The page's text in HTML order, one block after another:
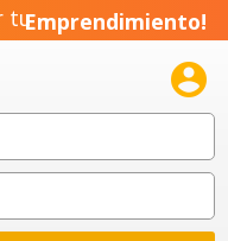
tuEmprendimiento!
